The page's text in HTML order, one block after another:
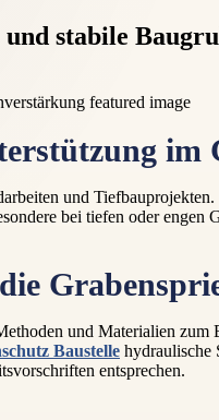
stabile
im
und
bei tiefen oder engen
und Materialien
Baustelle hydraulische
entsprechen.